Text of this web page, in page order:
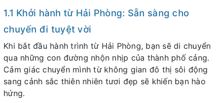
1.1 Khởi hành từ Hải Phòng: Sẵn sàng cho
chuyến đi tuyệt vời
Khi bắt đầu hành trình từ Hải Phòng, bạn sẽ di chuyển
qua những con đường nhộn nhịp của thành phố cảng.
Cảm giác chuyển mình từ không gian đô thị sôi động
sang cảnh sắc thiên nhiên tươi đẹp sẽ khiến bạn hào
hứng.